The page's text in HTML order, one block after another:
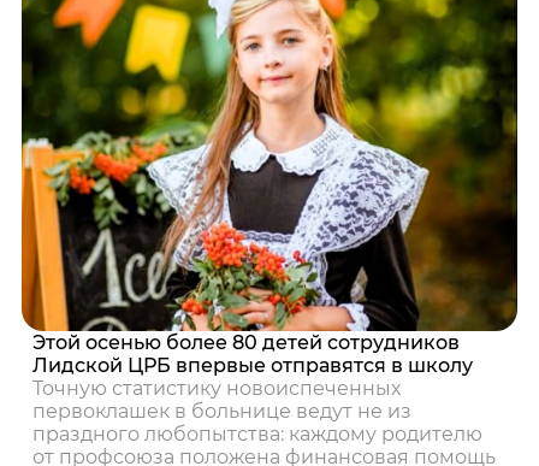
Этой осенью более 80 детей сотрудников
Лидской ЦРБ впервые отправятся в школу
Точную статистику новоиспеченных
первоклашек в больнице ведут не из
праздного любопытства: каждому родителю
от профсоюза положена финансовая помощь